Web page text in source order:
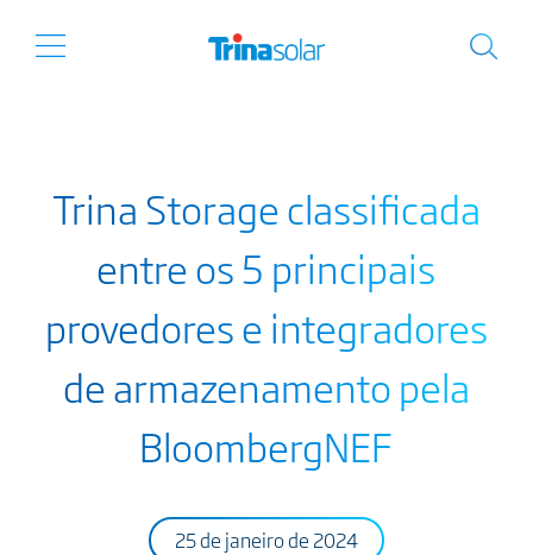
Trina Storage classificada
entre os 5 principais
provedores e integradores
de armazenamento pela
BloombergNEF
25 de janeiro de 2024